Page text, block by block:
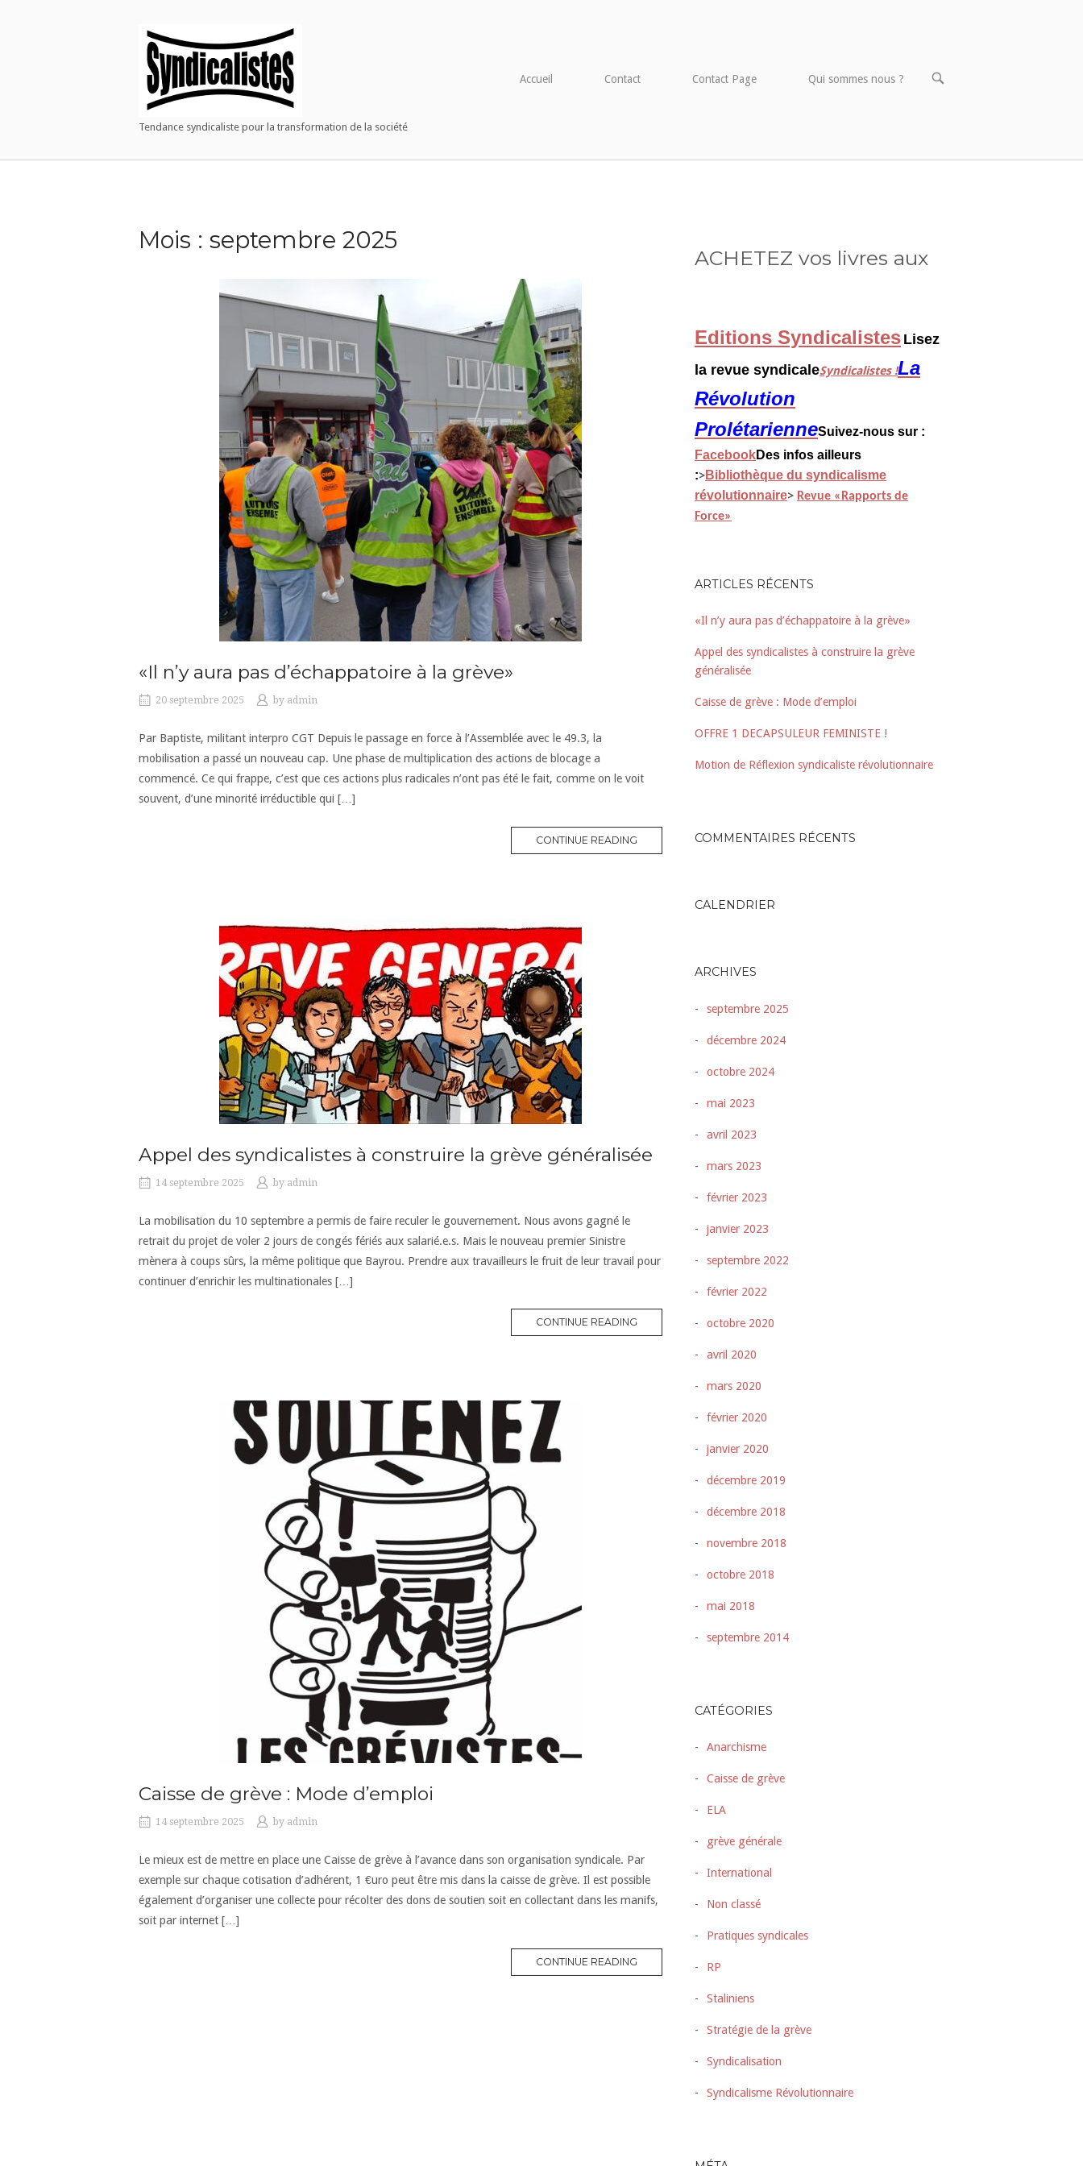
: Constant WP_CRON_LOCK_TIMEOUT already defined in
Home
Tendance syndicaliste pour la transformation de la société
Accueil Contact Contact Page Qui sommes nous ?
OPEN
Mois : septembre 2025
«Il n’y aura pas d’échappatoire à la grève»
20 septembre 2025 by admin
Par Baptiste, militant interpro CGT Depuis le passage en force à l’Assemblée avec le 49.3, la
mobilisation a passé un nouveau cap. Une phase de multiplication des actions de blocage a
commencé. Ce qui frappe, c’est que ces actions plus radicales n’ont pas été le fait, comme on le voit
souvent, d’une minorité irréductible qui […]
CONTINUE READING
Appel des syndicalistes à construire la grève généralisée
14 septembre 2025 by admin
La mobilisation du 10 septembre a permis de faire reculer le gouvernement. Nous avons gagné le
retrait du projet de voler 2 jours de congés fériés aux salarié.e.s. Mais le nouveau premier Sinistre
mènera à coups sûrs, la même politique que Bayrou. Prendre aux travailleurs le fruit de leur travail pour
continuer d’enrichir les multinationales […]
CONTINUE READING
Caisse de grève : Mode d’emploi
14 septembre 2025 by admin
Le mieux est de mettre en place une Caisse de grève à l’avance dans son organisation syndicale. Par
exemple sur chaque cotisation d’adhérent, 1 €uro peut être mis dans la caisse de grève. Il est possible
également d’organiser une collecte pour récolter des dons de soutien soit en collectant dans les manifs,
soit par internet […]
CONTINUE READING
ACHETEZ vos livres aux
Editions Syndicalistes Lisez
la revue syndicaleSyndicalistes !La
Révolution
ProlétarienneSuivez-nous sur :
FacebookDes infos ailleurs
:>Bibliothèque du syndicalisme
révolutionnaire> Revue «Rapports de
Force»
ARTICLES RÉCENTS
«Il n’y aura pas d’échappatoire à la grève»
Appel des syndicalistes à construire la grève
généralisée
Caisse de grève : Mode d’emploi
OFFRE 1 DECAPSULEUR FEMINISTE !
Motion de Réflexion syndicaliste révolutionnaire
COMMENTAIRES RÉCENTS
CALENDRIER
ARCHIVES
septembre 2025
décembre 2024
octobre 2024
mai 2023
avril 2023
mars 2023
février 2023
janvier 2023
septembre 2022
février 2022
octobre 2020
avril 2020
mars 2020
février 2020
janvier 2020
décembre 2019
décembre 2018
novembre 2018
octobre 2018
mai 2018
septembre 2014
CATÉGORIES
Anarchisme
Caisse de grève
ELA
grève générale
International
Non classé
Pratiques syndicales
RP
Staliniens
Stratégie de la grève
Syndicalisation
Syndicalisme Révolutionnaire